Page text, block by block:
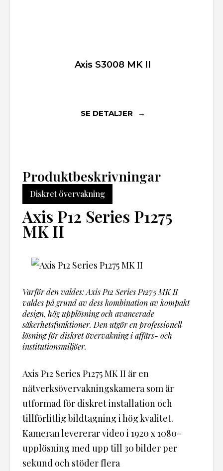
Axis S3008 MK II
SE DETALJER
Produktbeskrivningar
Diskret övervakning
Axis P12 Series P1275
MK II
Varför den valdes: Axis P12 Series P1275 MK II
valdes på grund av dess kombination av kompakt
design, hög upplösning och avancerade
säkerhetsfunktioner. Den utgör en professionell
lösning för diskret övervakning i affärs- och
institutionsmiljöer.
Axis P12 Series P1275 MK II är en
nätverksövervakningskamera som är
utformad för diskret installation och
tillförlitlig bildtagning i hög kvalitet.
Kameran levererar video i 1920 x 1080-
upplösning med upp till 30 bilder per
sekund och stöder flera